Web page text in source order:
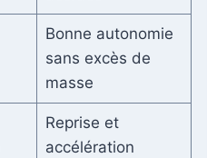
Bonne autonomie
sans excès de
masse
Reprise et
accélération